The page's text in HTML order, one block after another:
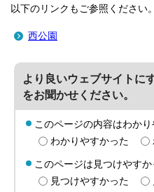
以下のリンクもご参照ください。
西公園
より良いウェブサイトに
をお聞かせください。
このページの内容はわか
わかりやすかった
このページは見つけやすか
見つけやすかった